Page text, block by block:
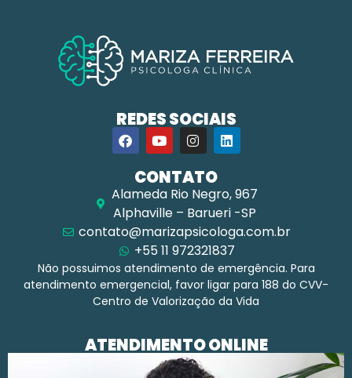
REDES SOCIAIS
CONTATO
Alameda Rio Negro, 967
Alphaville – Barueri -SP
contato@marizapsicologa.com.br
+55 11 972321837
Não possuimos atendimento de emergência. Para
atendimento emergencial, favor ligar para 188 do CVV-
Centro de Valorização da Vida
ATENDIMENTO ONLINE